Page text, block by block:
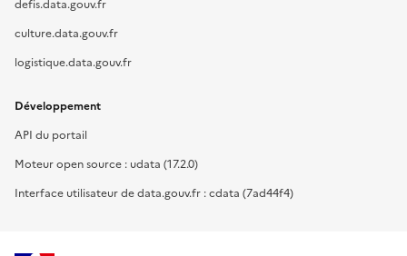
defis.data.gouv.fr
culture.data.gouv.fr
logistique.data.gouv.fr
Développement
API du portail
Moteur open source : udata (17.2.0)
Interface utilisateur de data.gouv.fr : cdata (7ad44f4)